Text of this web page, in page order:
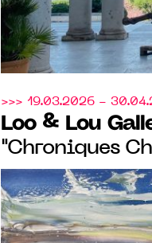
>>> 19.03.2026 -
Loo & Lou
"Chroniques
ensemble de
l’encre de